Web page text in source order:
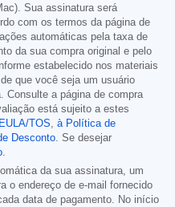
Sua assinatura será
com os termos da página de
automáticas pela taxa de
da sua compra original e pelo
estabelecido nos materiais
que você seja um usuário
Consulte a página de compra
está sujeito a estes
TOS, à Política de
Desconto. Se desejar
.
da sua assinatura, um
o endereço de e-mail fornecido
data de pagamento. No início